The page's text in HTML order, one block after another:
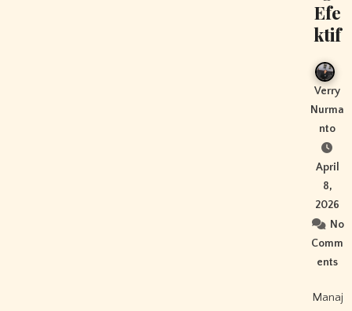
Efe
ktif
Verry
Nurma
nto
April
8,
2026
No
Comm
ents
Manaj